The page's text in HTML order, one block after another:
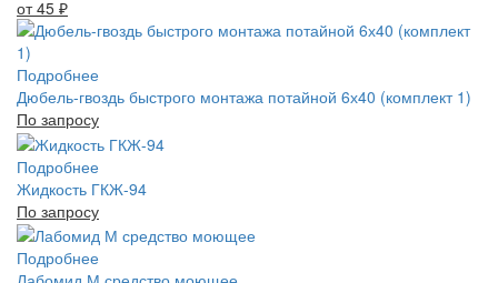
от 45 ₽
Подробнее
Дюбель-гвоздь быстрого монтажа потайной 6х40 (комплект 1)
По запросу
Подробнее
Жидкость ГКЖ-94
По запросу
Подробнее